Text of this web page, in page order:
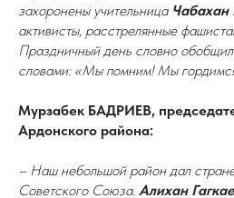
захоронены учительница Чабахан
активисты, расстрелянные
Праздничный день словно
словами: «Мы помним! Мы
Мурзабек БАДРИЕВ,
Ардонского района:
– Наш небольшой район дал
Советского Союза. Алихан